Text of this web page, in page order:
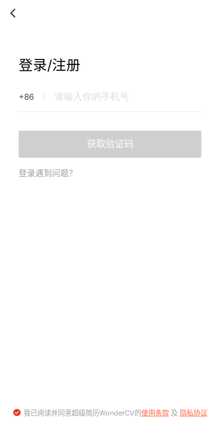
登录/注册
+86
获取验证码
登录遇到问题？
我已阅读并同意超级简历WonderCV的使用条款及 隐私协议